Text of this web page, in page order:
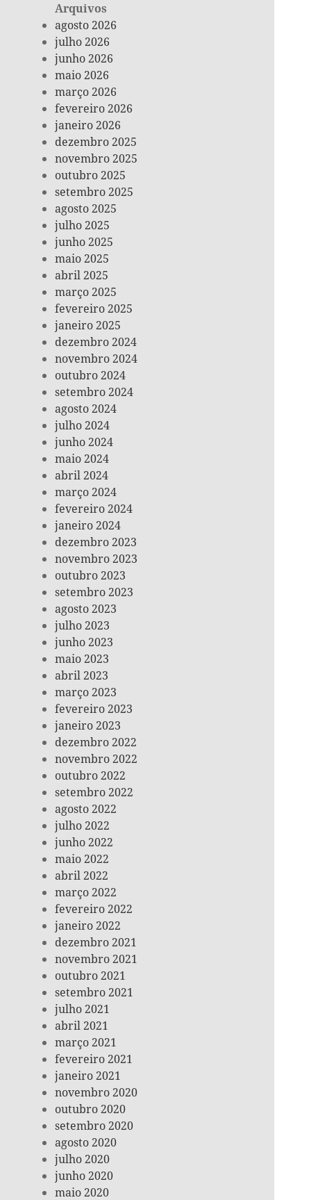
Arquivos
agosto 2026
julho 2026
junho 2026
maio 2026
março 2026
fevereiro 2026
janeiro 2026
dezembro 2025
novembro 2025
outubro 2025
setembro 2025
agosto 2025
julho 2025
junho 2025
maio 2025
abril 2025
março 2025
fevereiro 2025
janeiro 2025
dezembro 2024
novembro 2024
outubro 2024
setembro 2024
agosto 2024
julho 2024
junho 2024
maio 2024
abril 2024
março 2024
fevereiro 2024
janeiro 2024
dezembro 2023
novembro 2023
outubro 2023
setembro 2023
agosto 2023
julho 2023
junho 2023
maio 2023
abril 2023
março 2023
fevereiro 2023
janeiro 2023
dezembro 2022
novembro 2022
outubro 2022
setembro 2022
agosto 2022
julho 2022
junho 2022
maio 2022
abril 2022
março 2022
fevereiro 2022
janeiro 2022
dezembro 2021
novembro 2021
outubro 2021
setembro 2021
julho 2021
abril 2021
março 2021
fevereiro 2021
janeiro 2021
novembro 2020
outubro 2020
setembro 2020
agosto 2020
julho 2020
junho 2020
maio 2020